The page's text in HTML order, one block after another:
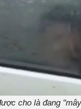
cho là đang